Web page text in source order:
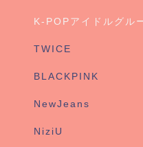
K-POPアイドルグル
TWICE
BLACKPINK
NewJeans
NiziU